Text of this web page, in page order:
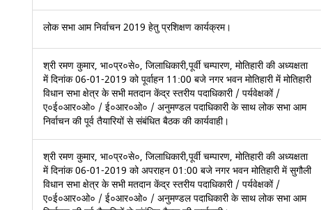
लोक सभा आम निर्वाचन 2019 हेतु प्रशिक्षण कार्यक्रम।
श्री रमण कुमार, भा०प्र०से०, जिलाधिकारी,पूर्वी चम्पारण, मोतिहारी की अध्यक्षता
में दिनांक 06-01-2019 को पूर्वाहन 11:00 बजे नगर भवन मोतिहारी में मोतिहारी
विधान सभा क्षेत्र के सभी मतदान केंद्र स्तरीय पदाधिकारी / पर्यवेक्षकों /
ए०ई०आर०ओ० / ई०आर०ओ० / अनुमण्डल पदाधिकारी के साथ लोक सभा आम
निर्वाचन की पूर्व तैयारियों से संबंधित बैठक की कार्यवाही।
श्री रमण कुमार, भा०प्र०से०, जिलाधिकारी,पूर्वी चम्पारण, मोतिहारी की अध्यक्षता
में दिनांक 06-01-2019 को अपराहन 01:00 बजे नगर भवन मोतिहारी में सुगौली
विधान सभा क्षेत्र के सभी मतदान केंद्र स्तरीय पदाधिकारी / पर्यवेक्षकों /
ए०ई०आर०ओ० / ई०आर०ओ० / अनुमण्डल पदाधिकारी के साथ लोक सभा आम